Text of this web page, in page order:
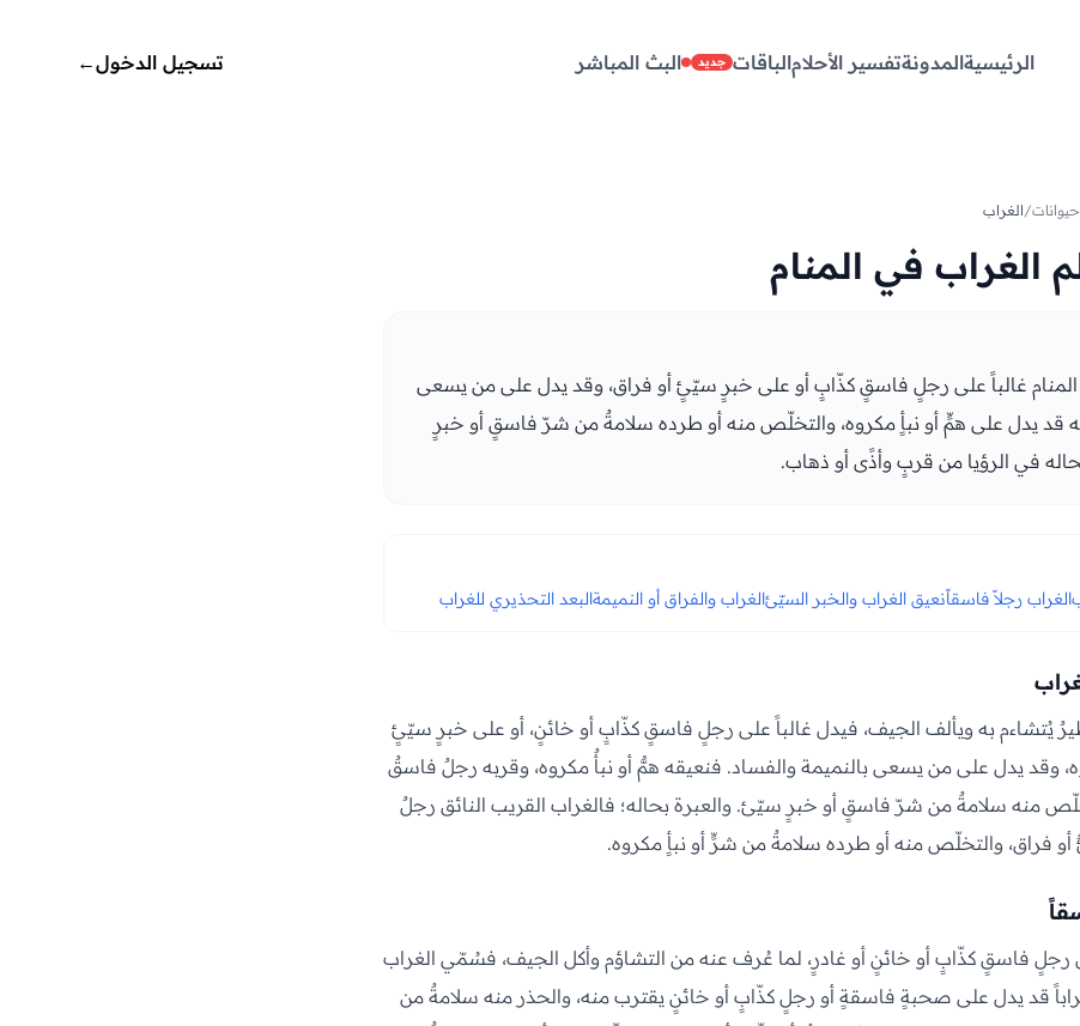
الرئيسيةالمدونةتفسير الأحلامالباقات جديد البث المباشر تسجيل الدخول←
حيوانات/الغراب
الغراب في المنام
غالباً على رجلٍ فاسقٍ كذّابٍ أو على خبرٍ سيّئٍ أو فراق، وقد يدل على من يسعى
قد يدل على همٍّ أو نبأٍ مكروه، والتخلّص منه أو طرده سلامةٌ من شرّ فاسقٍ أو خبرٍ
في الرؤيا من قربٍ وأذًى أو ذهاب.
الغراب رجلاً فاسقاًنعيق الغراب والخبر السيّئالغراب والفراق أو النميمةالبعد التحذيري للغراب
يُتشاءم به ويألف الجيف، فيدل غالباً على رجلٍ فاسقٍ كذّابٍ أو خائنٍ، أو على خبرٍ سيّئٍ
وقد يدل على من يسعى بالنميمة والفساد. فنعيقه همٌّ أو نبأٌ مكروه، وقربه رجلٌ فاسقٌ
منه سلامةٌ من شرّ فاسقٍ أو خبرٍ سيّئ. والعبرة بحاله؛ فالغراب القريب النائق رجلٌ
فراق، والتخلّص منه أو طرده سلامةٌ من شرٍّ أو نبأٍ مكروه.
رجلٍ فاسقٍ كذّابٍ أو خائنٍ أو غادرٍ، لما عُرف عنه من التشاؤم وأكل الجيف، فسُمّي الغراب
قد يدل على صحبةٍ فاسقةٍ أو رجلٍ كذّابٍ أو خائنٍ يقترب منه، والحذر منه سلامةٌ من